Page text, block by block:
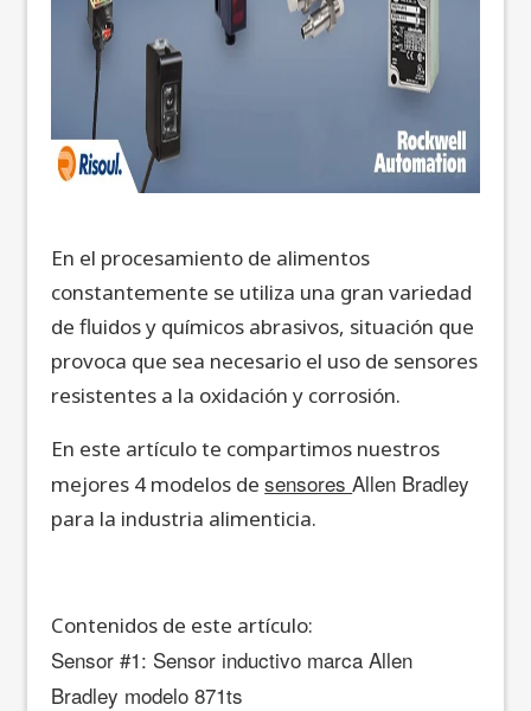
En el procesamiento de alimentos
constantemente se utiliza una gran variedad
de fluidos y químicos abrasivos, situación que
provoca que sea necesario el uso de sensores
resistentes a la oxidación y corrosión.
En este artículo te compartimos nuestros
mejores 4 modelos desensoresAllen Bradley
para la industria alimenticia.
Contenidos de este artículo:
Sensor #1: Sensor inductivo marca Allen
Bradley modelo 871ts